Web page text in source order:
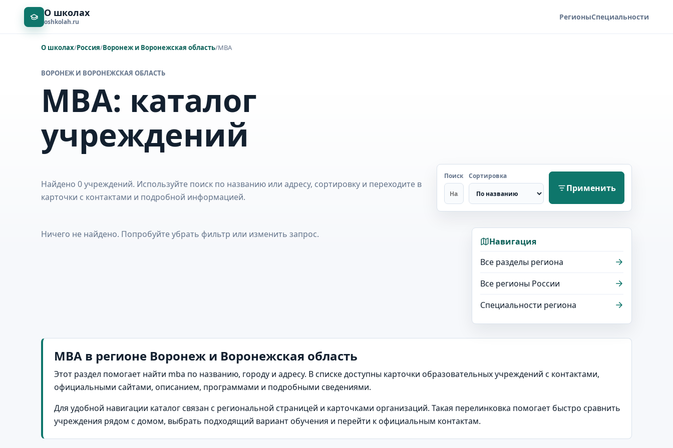
О школах
oshkolah.ru РегионыСпециальности
О школах/Россия/Воронеж и Воронежская область/MBA
ВОРОНЕЖ И ВОРОНЕЖСКАЯ ОБЛАСТЬ
MBA: каталог
учреждений
Найдено 0 учреждений. Используйте поиск по названию или адресу, сортировку и переходите в
карточки с контактами и подробной информацией.
Поиск Сортировка
Применить
Ничего не найдено. Попробуйте убрать фильтр или изменить запрос.
Навигация
Все разделы региона
Все регионы России
Специальности региона
MBA в регионе Воронеж и Воронежская область
Этот раздел помогает найти mba по названию, городу и адресу. В списке доступны карточки образовательных учреждений с контактами,
официальными сайтами, описанием, программами и подробными сведениями.
Для удобной навигации каталог связан с региональной страницей и карточками организаций. Такая перелинковка помогает быстро сравнить
учреждения рядом с домом, выбрать подходящий вариант обучения и перейти к официальным контактам.